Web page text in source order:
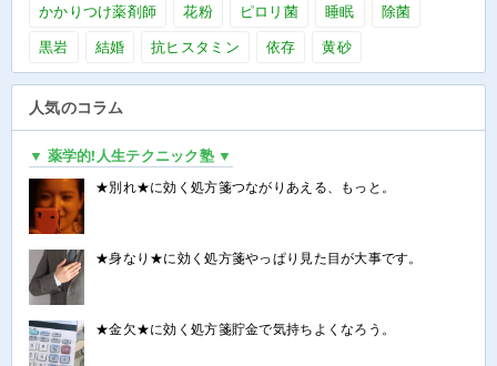
かかりつけ薬剤師
花粉 ピロリ菌 睡眠
除菌
黒岩
結婚 抗ヒスタミン 依存 黄砂
人気のコラム
▼ 薬学的!人生テクニック塾 ▼
★別れ★に効く処方箋つながりあえる、もっと。
★身なり★に効く処方箋やっぱり見た目が大事です。
★金欠★に効く処方箋貯金で気持ちよくなろう。